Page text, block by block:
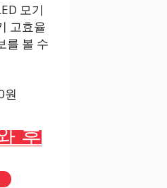
모기
고효율
를 볼 수
원
후